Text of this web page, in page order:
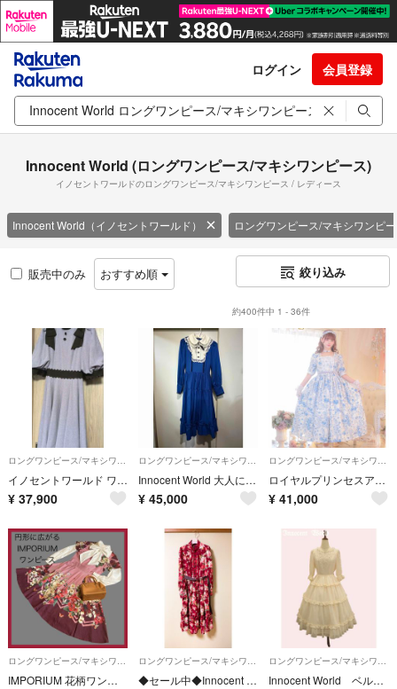
ログイン 会員登録
Innocent World (ロングワンピース/マキシワンピース)
イノセントワールドのロングワンピース/マキシワンピース / レディース
Innocent World（イノセントワールド） ロングワンピース/マキシワンピ
販売中のみ おすすめ順 絞り込み
約400件中 1 - 36件
ロングワンピース/マキシワンピース
イノセントワールド ワンピース
¥ 37,900
ロングワンピース/マキシワンピース
Innocent World 大人になったアリスワンピース
¥ 45,000
ロングワンピース/マキシワンピース
ロイヤルプリンセスアリス ニャワルドジュイ トワルドジュイ ワンピース
¥ 41,000
ロングワンピース/マキシワンピース
IMPORIUM 花柄ワンピース 半袖 フレア花柄ローズピンク
ロングワンピース/マキシワンピース
◆セール中◆Innocent World ロマンティックティアードワンピース
ロングワンピース/マキシワンピース
Innocent World ベルフルールドレス 新品未使用